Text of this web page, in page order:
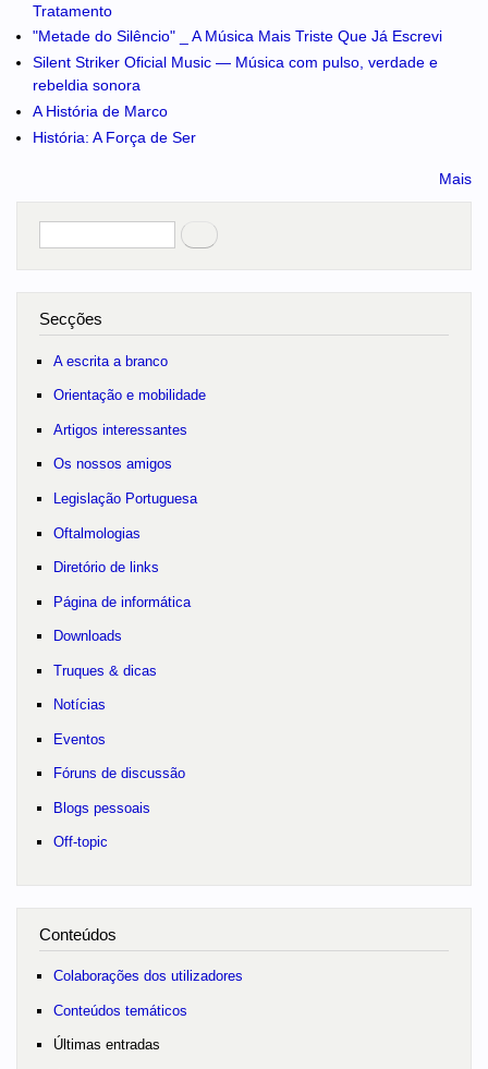
Tratamento
"Metade do Silêncio" _ A Música Mais Triste Que Já Escrevi
Silent Striker Oficial Music — Música com pulso, verdade e
rebeldia sonora
A História de Marco
História: A Força de Ser
Mais
Pesquisar
no portal
Secções
A escrita a branco
Orientação e mobilidade
Artigos interessantes
Os nossos amigos
Legislação Portuguesa
Oftalmologias
Diretório de links
Página de informática
Downloads
Truques & dicas
Notícias
Eventos
Fóruns de discussão
Blogs pessoais
Off-topic
Conteúdos
Colaborações dos utilizadores
Conteúdos temáticos
Últimas entradas